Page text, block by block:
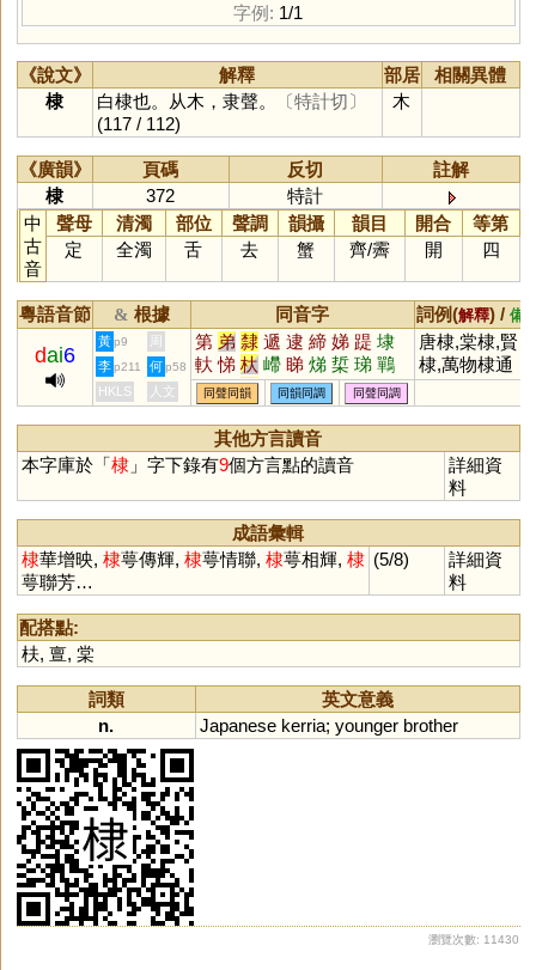
字例: 1/1
《說文》 解釋 部居
相關異體
棣
白棣也。从木，隶聲。
〔特計切〕
(117 / 112)
木
《廣韻》 頁碼 反切
註解
棣
372
特計
中
古
音
聲母 清濁 部位 聲調 韻攝 韻目 開合
等第
定
全濁 舌 去 蟹 齊/霽 開 四
粵語音節 & 根據 同音字 詞例(解釋) / 備
dai6
黃 p9 周 第 弟 隸 遞 逮 締 娣 踶 埭
軑 悌 杕 嵽 睇 焍 梊 珶 鷤
遰 睼 釱
唐棣,棠棣,賢
棣,萬物棣通
李 p211 何 p58
HKLS 人文 同聲同韻 同韻同調 同聲同調
其他方言讀音
本字庫於「棣」字下錄有9個方言點的讀音
詳細資
料
成語彙輯
棣華增映, 棣萼傳輝, 棣萼情聯, 棣萼相輝, 棣
萼聯芳…
(5/8)
詳細資
料
配搭點:
枎, 亶, 棠
詞類
英文意義
n.
Japanese kerria; younger brother
瀏覽次數: 11430